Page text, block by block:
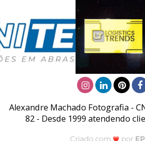
Alexandre Machado Fotografia -
82 - Desde 1999 atendendo